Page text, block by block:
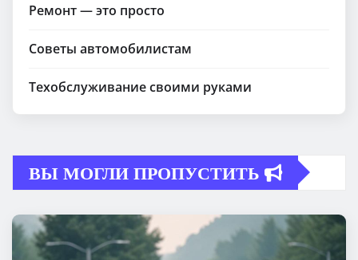
Ремонт — это просто
Советы автомобилистам
Техобслуживание своими руками
ВЫ МОГЛИ ПРОПУСТИТЬ